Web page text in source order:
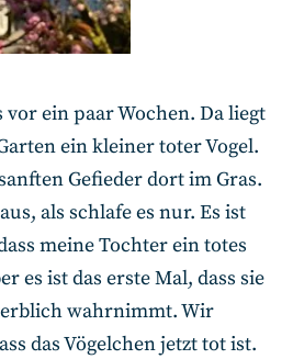
vor ein paar Wochen. Da liegt
ein kleiner toter Vogel.
Gefieder dort im Gras.
als schlafe es nur. Es ist
meine Tochter ein totes
es ist das erste Mal, dass sie
wahrnimmt. Wir
das Vögelchen jetzt tot ist.